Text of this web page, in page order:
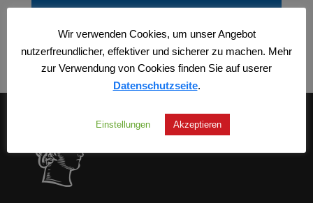
Es wurden keine Produkte gefunden, die
Ihrer Auswahl entsprechen.
Wir verwenden Cookies, um unser Angebot
nutzerfreundlicher, effektiver und sicherer zu machen. Mehr
zur Verwendung von Cookies finden Sie auf userer
Datenschutzseite.
Einstellungen Akzeptieren